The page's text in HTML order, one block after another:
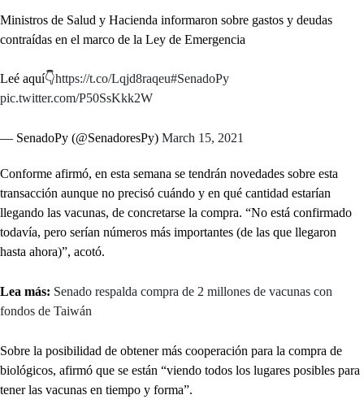
Ministros de Salud y Hacienda informaron sobre gastos y deudas
contraídas en el marco de la Ley de Emergencia
Leé aquí👇https://t.co/Lqjd8raqeu#SenadoPy
pic.twitter.com/P50SsKkk2W
— SenadoPy (@SenadoresPy) March 15, 2021
Conforme afirmó, en esta semana se tendrán novedades sobre esta
transacción aunque no precisó cuándo y en qué cantidad estarían
llegando las vacunas, de concretarse la compra. “No está confirmado
todavía, pero serían números más importantes (de las que llegaron
hasta ahora)”, acotó.
Lea más: Senado respalda compra de 2 millones de vacunas con
fondos de Taiwán
Sobre la posibilidad de obtener más cooperación para la compra de
biológicos, afirmó que se están “viendo todos los lugares posibles para
tener las vacunas en tiempo y forma”.